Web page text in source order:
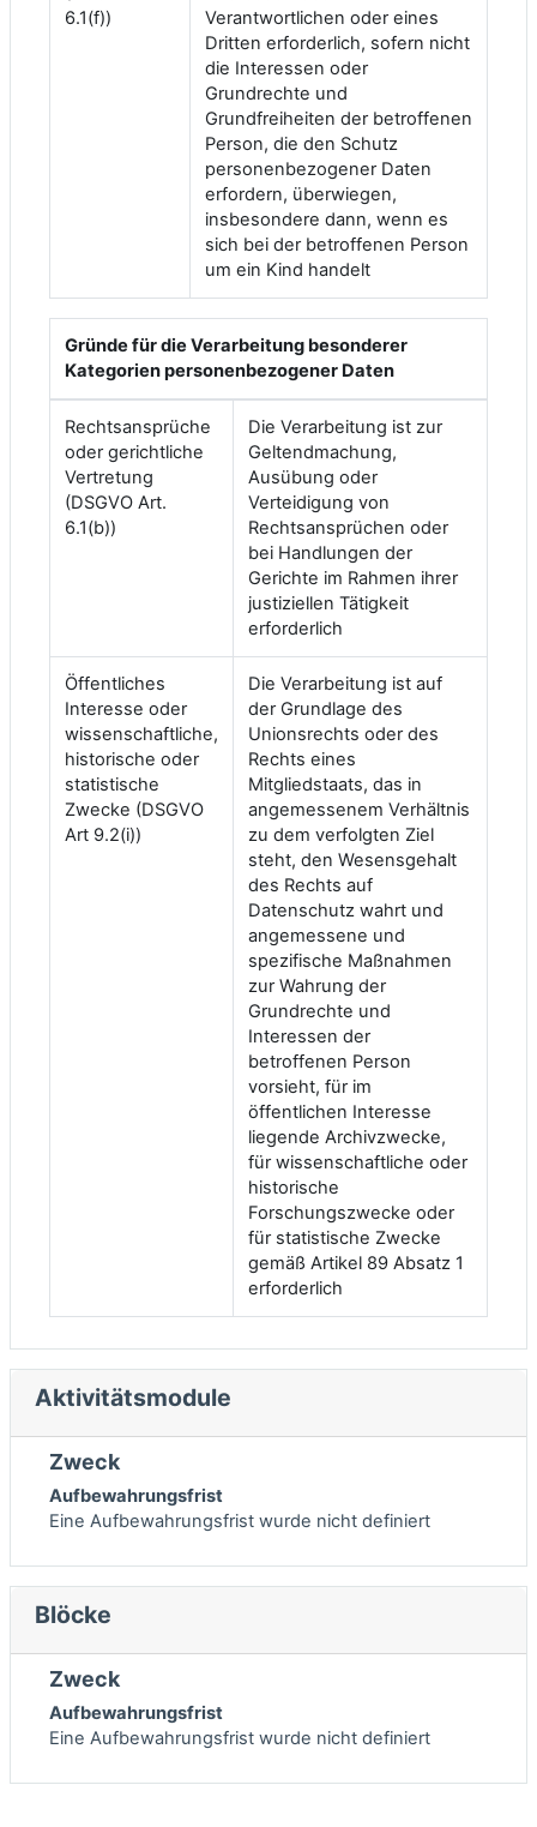
6.1(f))
Verantwortlichen oder eines
Dritten erforderlich, sofern nicht
die Interessen oder
Grundrechte und
Grundfreiheiten der betroffenen
Person, die den Schutz
personenbezogener Daten
erfordern, überwiegen,
insbesondere dann, wenn es
sich bei der betroffenen Person
um ein Kind handelt
Gründe für die Verarbeitung besonderer
Kategorien personenbezogener Daten
Rechtsansprüche
oder gerichtliche
Vertretung
(DSGVO Art.
6.1(b))
Die Verarbeitung ist zur
Geltendmachung,
Ausübung oder
Verteidigung von
Rechtsansprüchen oder
bei Handlungen der
Gerichte im Rahmen ihrer
justiziellen Tätigkeit
erforderlich
Öffentliches
Interesse oder
wissenschaftliche,
historische oder
statistische
Zwecke (DSGVO
Art 9.2(i))
Die Verarbeitung ist auf
der Grundlage des
Unionsrechts oder des
Rechts eines
Mitgliedstaats, das in
angemessenem Verhältnis
zu dem verfolgten Ziel
steht, den Wesensgehalt
des Rechts auf
Datenschutz wahrt und
angemessene und
spezifische Maßnahmen
zur Wahrung der
Grundrechte und
Interessen der
betroffenen Person
vorsieht, für im
öffentlichen Interesse
liegende Archivzwecke,
für wissenschaftliche oder
historische
Forschungszwecke oder
für statistische Zwecke
gemäß Artikel 89 Absatz 1
erforderlich
Aktivitätsmodule
Zweck
Aufbewahrungsfrist
Eine Aufbewahrungsfrist wurde nicht definiert
Blöcke
Zweck
Aufbewahrungsfrist
Eine Aufbewahrungsfrist wurde nicht definiert